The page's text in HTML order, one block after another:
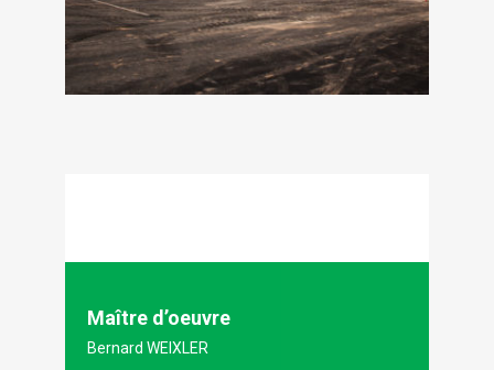
Maître d’oeuvre
Bernard WEIXLER